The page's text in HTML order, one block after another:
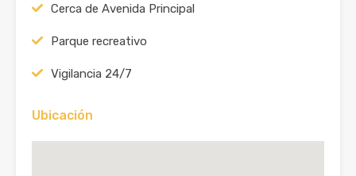
Cerca de Avenida Principal
Parque recreativo
Vigilancia 24/7
Ubicación